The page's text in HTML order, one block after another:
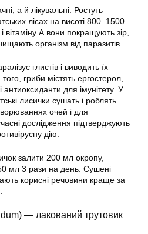
а й лікувальні. Ростуть
лісах на висоті 800–1500
вітаміну А вони покращують зір,
організм від паразитів.
глистів і виводить їх
гриби містять ергостерол,
антиоксиданти для імунітету. У
лисички сушать і роблять
очей і для
дослідження підтверджують
дію.
залити 200 мл окропу,
мл 3 рази на день. Сушені
корисні речовини краще за
— лакований трутовик